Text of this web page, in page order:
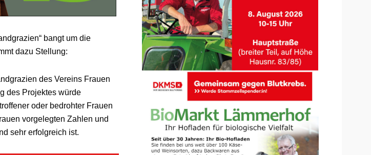
bangt um die
dazu Stellung:
des Vereins Frauen
des Projektes würde
oder bedrohter Frauen
vorgelegten Zahlen und
sehr erfolgreich ist.